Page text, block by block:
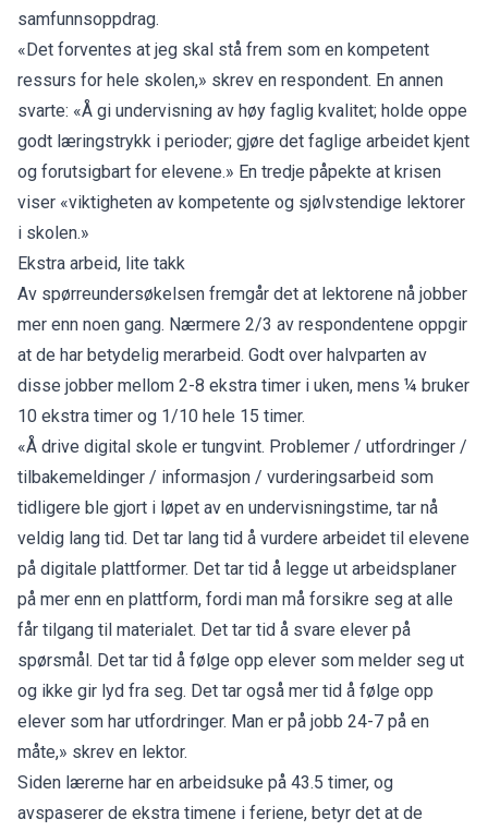
samfunnsoppdrag.
«Det forventes at jeg skal stå frem som en kompetent
ressurs for hele skolen,» skrev en respondent. En annen
svarte: «Å gi undervisning av høy faglig kvalitet; holde oppe
godt læringstrykk i perioder; gjøre det faglige arbeidet kjent
og forutsigbart for elevene.» En tredje påpekte at krisen
viser «viktigheten av kompetente og sjølvstendige lektorer
i skolen.»
Ekstra arbeid, lite takk
Av spørreundersøkelsen fremgår det at lektorene nå jobber
mer enn noen gang. Nærmere 2/3 av respondentene oppgir
at de har betydelig merarbeid. Godt over halvparten av
disse jobber mellom 2-8 ekstra timer i uken, mens ¼ bruker
10 ekstra timer og 1/10 hele 15 timer.
«Å drive digital skole er tungvint. Problemer / utfordringer /
tilbakemeldinger / informasjon / vurderingsarbeid som
tidligere ble gjort i løpet av en undervisningstime, tar nå
veldig lang tid. Det tar lang tid å vurdere arbeidet til elevene
på digitale plattformer. Det tar tid å legge ut arbeidsplaner
på mer enn en plattform, fordi man må forsikre seg at alle
får tilgang til materialet. Det tar tid å svare elever på
spørsmål. Det tar tid å følge opp elever som melder seg ut
og ikke gir lyd fra seg. Det tar også mer tid å følge opp
elever som har utfordringer. Man er på jobb 24-7 på en
måte,» skrev en lektor.
Siden lærerne har en arbeidsuke på 43.5 timer, og
avspaserer de ekstra timene i feriene, betyr det at de